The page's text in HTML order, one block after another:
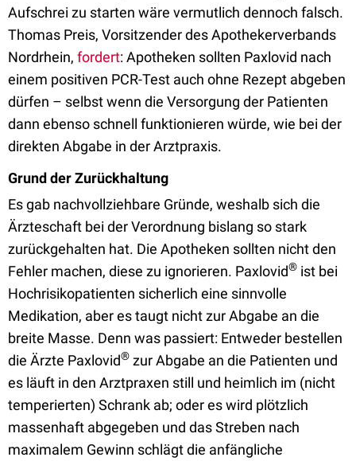
Aufschrei zu starten wäre vermutlich dennoch falsch.
Thomas Preis, Vorsitzender des Apothekerverbands
Nordrhein, fordert: Apotheken sollten Paxlovid nach
einem positiven PCR-Test auch ohne Rezept abgeben
dürfen – selbst wenn die Versorgung der Patienten
dann ebenso schnell funktionieren würde, wie bei der
direkten Abgabe in der Arztpraxis.
Grund der Zurückhaltung
Es gab nachvollziehbare Gründe, weshalb sich die
Ärzteschaft bei der Verordnung bislang so stark
zurückgehalten hat. Die Apotheken sollten nicht den
Fehler machen, diese zu ignorieren. Paxlovid® ist bei
Hochrisikopatienten sicherlich eine sinnvolle
Medikation, aber es taugt nicht zur Abgabe an die
breite Masse. Denn was passiert: Entweder bestellen
die Ärzte Paxlovid® zur Abgabe an die Patienten und
es läuft in den Arztpraxen still und heimlich im (nicht
temperierten) Schrank ab; oder es wird plötzlich
massenhaft abgegeben und das Streben nach
maximalem Gewinn schlägt die anfängliche